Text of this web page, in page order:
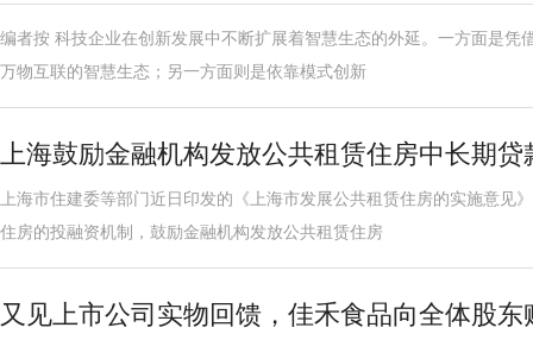
编者按 科技企业在创新发展中不断扩展着智慧生态的外延。一方面是凭
万物互联的智慧生态；另一方面则是依靠模式创新
上海鼓励金融机构发放公共租赁住房中长期贷
上海市住建委等部门近日印发的《上海市发展公共租赁住房的实施意见
住房的投融资机制，鼓励金融机构发放公共租赁住房
又见上市公司实物回馈，佳禾食品向全体股